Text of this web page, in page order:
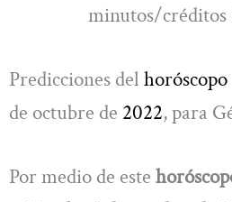
minutos/créditos
Predicciones del horóscopo
de octubre de 2022, para
Por medio de este